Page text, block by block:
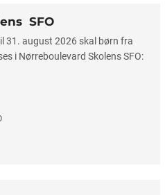
SFO
31. august 2026 skal børn fra
i Nørreboulevard Skolens SFO: